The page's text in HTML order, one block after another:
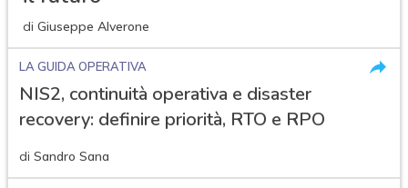
di Giuseppe Alverone
LA GUIDA OPERATIVA
NIS2, continuità operativa e disaster
recovery: definire priorità, RTO e RPO
di Sandro Sana